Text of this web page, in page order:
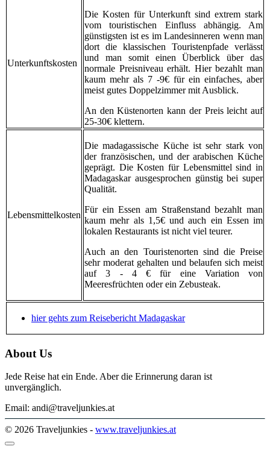
Unterkunftskosten
Die Kosten für Unterkunft sind extrem stark
vom touristischen Einfluss abhängig. Am
günstigsten ist es im Landesinneren wenn man
dort die klassischen Touristenpfade verlässt
und man somit einen Überblick über das
normale Preisniveau erhält. Hier bezahlt man
kaum mehr als 7 -9€ für ein einfaches, aber
meist gutes Doppelzimmer mit Ausblick.
An den Küstenorten kann der Preis leicht auf
25-30€ klettern.
Lebensmittelkosten
Die madagassische Küche ist sehr stark von
der französischen, und der arabischen Küche
geprägt. Die Kosten für Lebensmittel sind in
Madagaskar ausgesprochen günstig bei super
Qualität.
Für ein Essen am Straßenstand bezahlt man
kaum mehr als 1,5€ und auch ein Essen im
lokalen Restaurants ist nicht viel teurer.
Auch an den Touristenorten sind die Preise
sehr moderat gehalten und belaufen sich meist
auf 3 - 4 € für eine Variation von
Meeresfrüchten oder ein Zebusteak.
hier gehts zum Reisebericht Madagaskar
About Us
Jede Reise hat ein Ende. Aber die Erinnerung daran ist
unvergänglich.
Email: andi@traveljunkies.at
© 2026 Traveljunkies - www.traveljunkies.at